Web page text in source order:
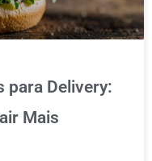
para Delivery:
Mais